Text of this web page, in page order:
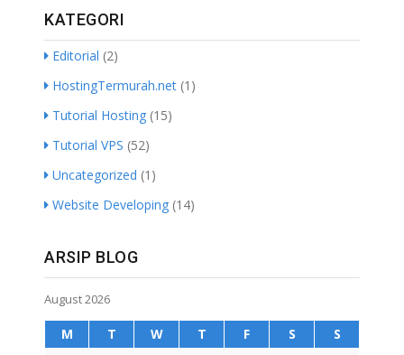
KATEGORI
Editorial (2)
HostingTermurah.net (1)
Tutorial Hosting (15)
Tutorial VPS (52)
Uncategorized (1)
Website Developing (14)
ARSIP BLOG
August 2026
M T W T F S S